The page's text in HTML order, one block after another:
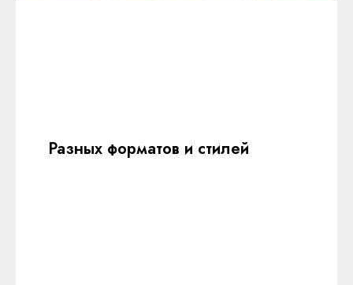
Разных форматов и стилей